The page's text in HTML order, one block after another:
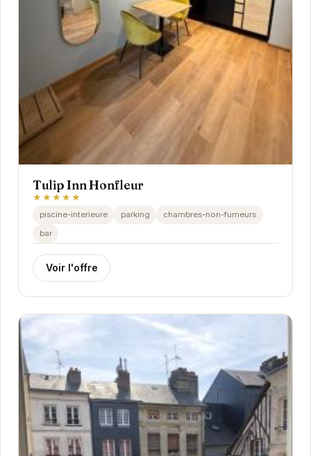
Tulip Inn Honfleur
★★★★★
piscine-interieure parking
chambres-non-fumeurs
bar
Voir l'offre